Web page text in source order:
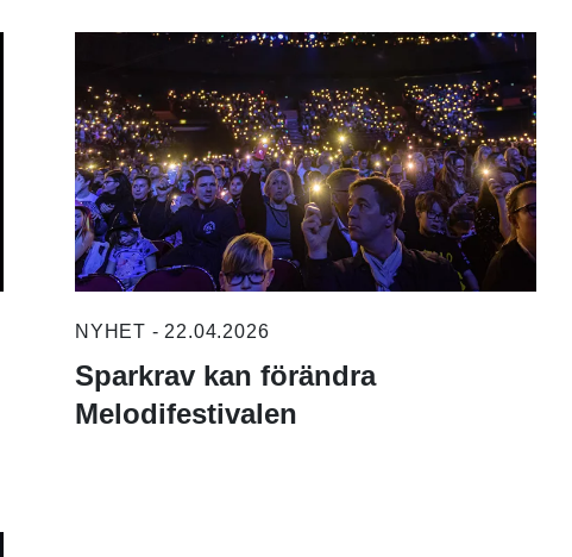
NYHET - 22.04.2026
Sparkrav kan förändra
Melodifestivalen